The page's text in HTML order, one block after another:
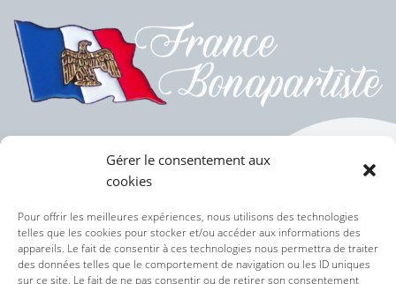
Gérer le consentement aux
cookies
Pour offrir les meilleures expériences, nous utilisons des technologies
telles que les cookies pour stocker et/ou accéder aux informations des
appareils. Le fait de consentir à ces technologies nous permettra de traiter
des données telles que le comportement de navigation ou les ID uniques
sur ce site. Le fait de ne pas consentir ou de retirer son consentement
Politique des cookies (UE)
Politique de confidentialité